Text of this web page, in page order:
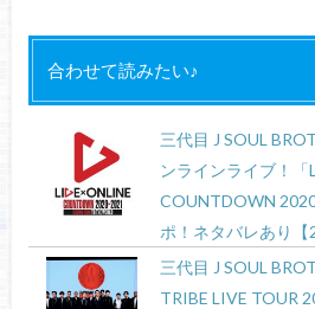
合わせて読みたい♪
三代目 J SOUL
ンラインライブ！「
COUNTDOWN
ポ！ネタバレあり【
三代目 J SOUL
TRIBE LIVE TOUR